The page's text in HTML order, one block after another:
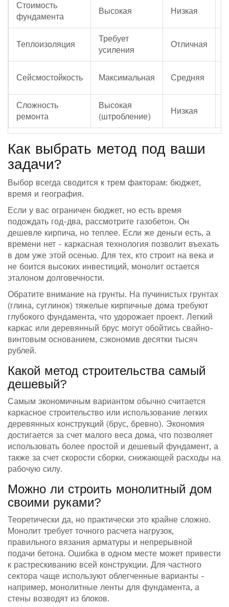
Стоимость
фундамента
Высокая Низкая
Теплоизоляция
Требует
усиления
Отличная
Сейсмостойкость Максимальная Средняя
Сложность
ремонта
Высокая
(штробление)
Низкая
Как выбрать метод под ваши
задачи?
Выбор всегда сводится к трем факторам: бюджет,
время и география.
Если у вас ограничен бюджет, но есть время
подождать год-два, рассмотрите газобетон. Он
дешевле кирпича, но теплее. Если же деньги есть, а
времени нет - каркасная технология позволит въехать
в дом уже этой осенью. Для тех, кто строит на века и
не боится высоких инвестиций, монолит остается
эталоном долговечности.
Обратите внимание на грунты. На пучинистых грунтах
(глина, суглинок) тяжелые кирпичные дома требуют
глубокого фундамента, что удорожает проект. Легкий
каркас или деревянный брус могут обойтись свайно-
винтовым основанием, сэкономив десятки тысяч
рублей.
Какой метод строительства самый
дешевый?
Самым экономичным вариантом обычно считается
каркасное строительство или использование легких
деревянных конструкций (брус, бревно). Экономия
достигается за счет малого веса дома, что позволяет
использовать более простой и дешевый фундамент, а
также за счет скорости сборки, снижающей расходы на
рабочую силу.
Можно ли строить монолитный дом
своими руками?
Теоретически да, но практически это крайне сложно.
Монолит требует точного расчета нагрузок,
правильного вязания арматуры и непрерывной
подачи бетона. Ошибка в одном месте может привести
к растрескиванию всей конструкции. Для частного
сектора чаще используют облегченные варианты -
например, монолитные ленты для фундамента, а
стены возводят из блоков.